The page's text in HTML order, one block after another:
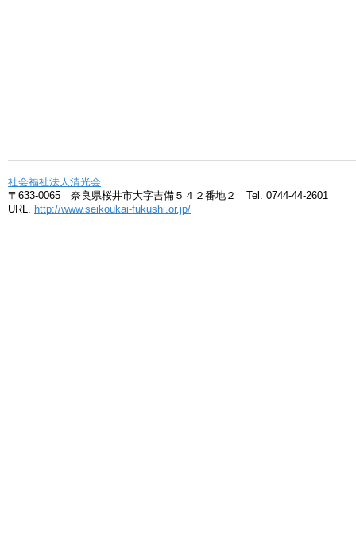
社会福祉法人清光会
〒633-0065 奈良県桜井市大字吉備５４２番地２ Tel. 0744-44-2601
URL. http://www.seikoukai-fukushi.or.jp/